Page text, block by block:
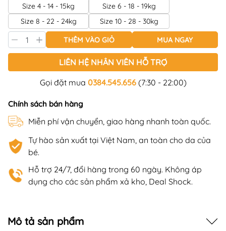
Size 4 - 14 - 15kg
Size 6 - 18 - 19kg
Size 8 - 22 - 24kg
Size 10 - 28 - 30kg
THÊM VÀO GIỎ MUA NGAY
LIÊN HỆ NHÂN VIÊN HỖ TRỢ
Gọi đặt mua 0384.545.656(7:30 - 22:00)
Chính sách bán hàng
Miễn phí vận chuyển, giao hàng nhanh toàn quốc.
Tự hào sản xuất tại Việt Nam, an toàn cho da của
bé.
Hỗ trợ 24/7, đổi hàng trong 60 ngày. Không áp
dụng cho các sản phẩm xả kho, Deal Shock.
Mô tả sản phẩm